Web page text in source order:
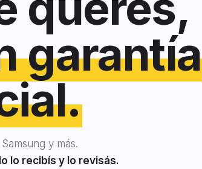
garantía
y más.
lo recibís y lo revisás.